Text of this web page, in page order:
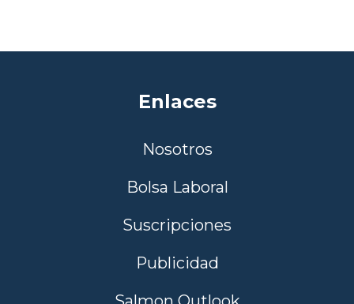
Enlaces
Nosotros
Bolsa Laboral
Suscripciones
Publicidad